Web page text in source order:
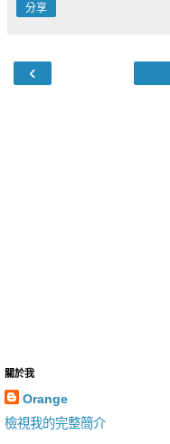
分享
‹
關於我
Orange
檢視我的完整簡介